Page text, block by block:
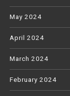
May 2024
April 2024
March 2024
February 2024